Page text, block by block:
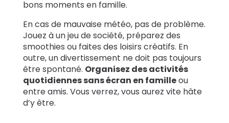
bons moments en famille.
En cas de mauvaise météo, pas de problème.
Jouez à un jeu de société, préparez des
smoothies ou faites des loisirs créatifs. En
outre, un divertissement ne doit pas toujours
être spontané. Organisez des activités
quotidiennes sans écran en familleou
entre amis. Vous verrez, vous aurez vite hâte
d’y être.